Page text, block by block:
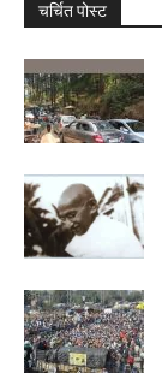
चर्चित पोस्ट